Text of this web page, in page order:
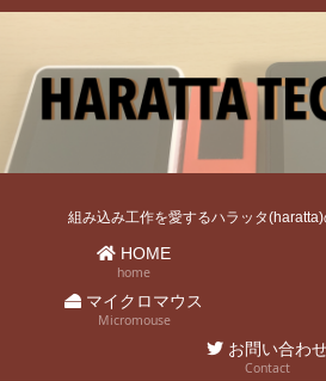
組み込み工作を愛するハラッタ
HOME
home
マイクロマウス
Micromouse
お問い合わ
Contact